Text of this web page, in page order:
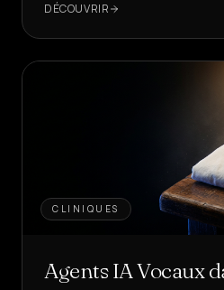
DÉCOUVRIR
CLINIQUES
Agents IA Vocaux